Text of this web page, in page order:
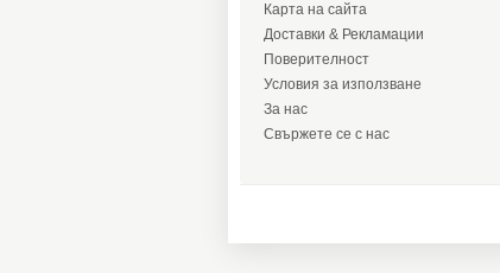
Карта на сайта
Доставки & Рекламации
Поверителност
Условия за използване
За нас
Свържете се с нас